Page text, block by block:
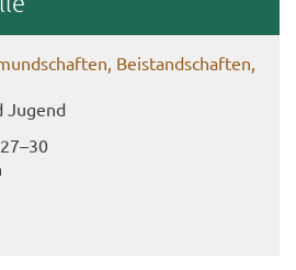
Bei­stand­schaf­ten,
Ju­gend